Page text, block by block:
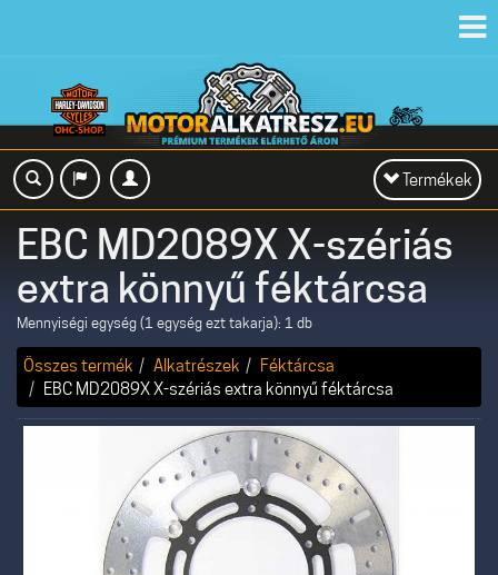
Toggle
navigation
Termékek
EBC MD2089X X-szériás
extra könnyű féktárcsa
Mennyiségi egység (1 egység ezt takarja): 1 db
Összes termék Alkatrészek
Féktárcsa
EBC MD2089X X-szériás extra könnyű féktárcsa